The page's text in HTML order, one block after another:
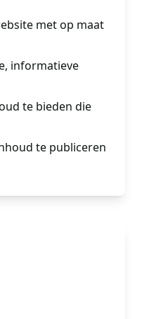
met op maat
informatieve
te bieden die
te publiceren